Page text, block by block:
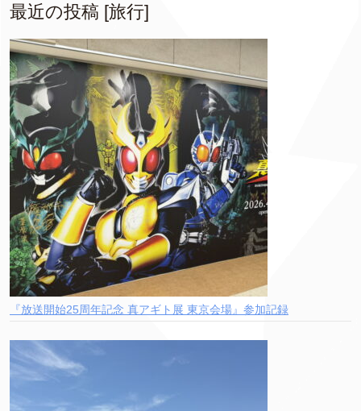
最近の投稿 [旅行]
『放送開始25周年記念 真アギト展 東京会場』参加記録